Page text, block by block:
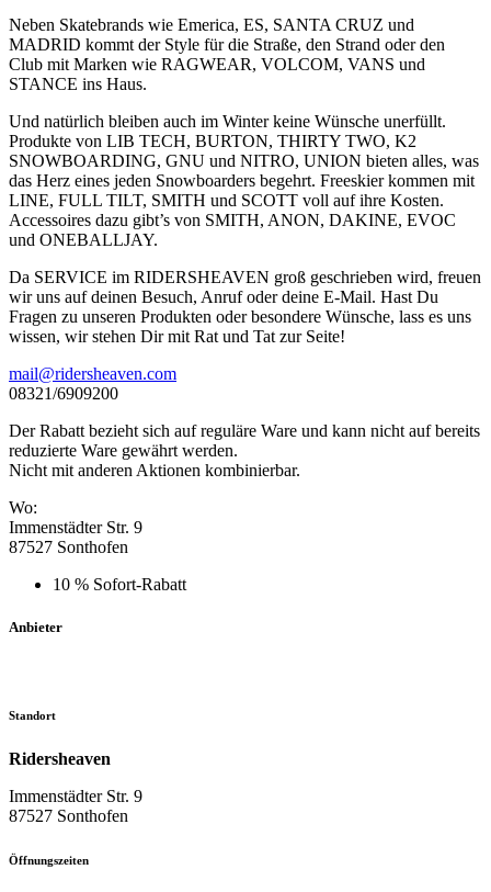
Neben Skatebrands wie Emerica, ES, SANTA CRUZ und
MADRID kommt der Style für die Straße, den Strand oder den
Club mit Marken wie RAGWEAR, VOLCOM, VANS und
STANCE ins Haus.
Und natürlich bleiben auch im Winter keine Wünsche unerfüllt.
Produkte von LIB TECH, BURTON, THIRTY TWO, K2
SNOWBOARDING, GNU und NITRO, UNION bieten alles, was
das Herz eines jeden Snowboarders begehrt. Freeskier kommen mit
LINE, FULL TILT, SMITH und SCOTT voll auf ihre Kosten.
Accessoires dazu gibt’s von SMITH, ANON, DAKINE, EVOC
und ONEBALLJAY.
Da SERVICE im RIDERSHEAVEN groß geschrieben wird, freuen
wir uns auf deinen Besuch, Anruf oder deine E-Mail. Hast Du
Fragen zu unseren Produkten oder besondere Wünsche, lass es uns
wissen, wir stehen Dir mit Rat und Tat zur Seite!
mail@ridersheaven.com
08321/6909200
Der Rabatt bezieht sich auf reguläre Ware und kann nicht auf bereits
reduzierte Ware gewährt werden.
Nicht mit anderen Aktionen kombinierbar.
Wo:
Immenstädter Str. 9
87527 Sonthofen
10 % Sofort-Rabatt
Anbieter
Standort
Ridersheaven
Immenstädter Str. 9
87527 Sonthofen
Öffnungszeiten